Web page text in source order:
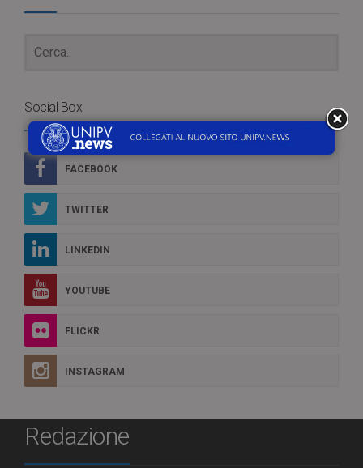
Social Box
FACEBOOK
TWITTER
LINKEDIN
YOUTUBE
FLICKR
INSTAGRAM
Redazione